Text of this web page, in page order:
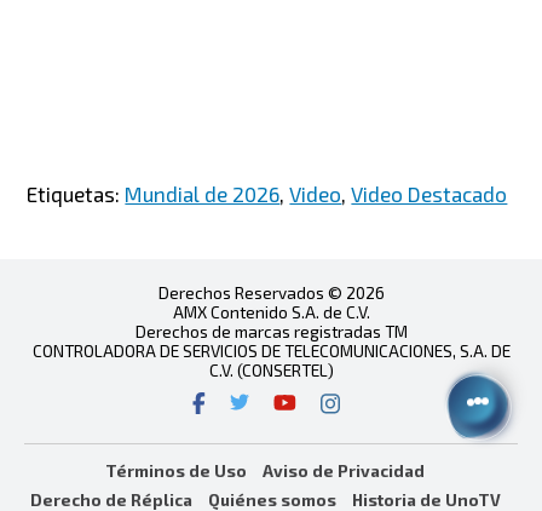
Etiquetas: Mundial de 2026,Video,Video Destacado
Derechos Reservados © 2026
AMX Contenido S.A. de C.V.
Derechos de marcas registradas TM
CONTROLADORA DE SERVICIOS DE TELECOMUNICACIONES, S.A. DE
C.V. (CONSERTEL)
Términos de Uso
Aviso de Privacidad
Derecho de Réplica
Quiénes somos Historia de UnoTV